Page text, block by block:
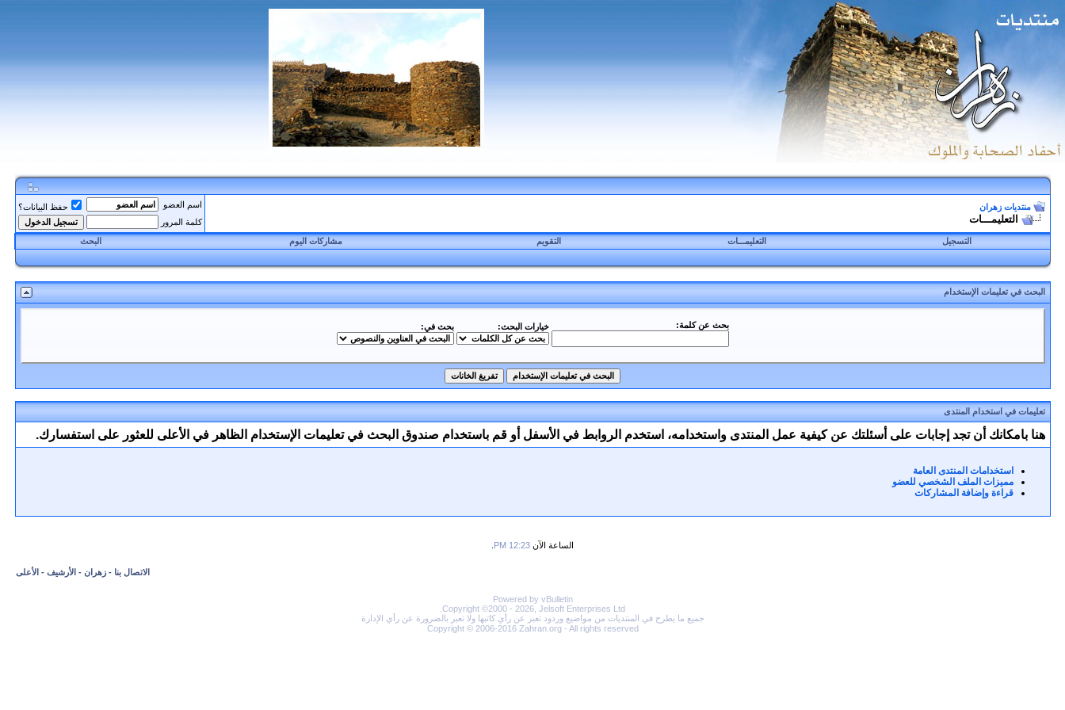
منتديات زهران
التعليمـــات
اسم العضو
حفظ البيانات؟
كلمة المرور
التسجيل
التعليمـــات التقويم مشاركات اليوم البحث
البحث في تعليمات الإستخدام
بحث عن كلمة: خيارات البحث: بحث في:
تعليمات في استخدام المنتدى
هنا بامكانك أن تجد إجابات على أسئلتك عن كيفية عمل المنتدى واستخدامه، استخدم الروابط في الأسفل أو قم باستخدام صندوق البحث في تعليمات الإستخدام الظاهر في الأعلى للعثور على استفسارك.
استخدامات المنتدى العامة
مميزات الملف الشخصي للعضو
قراءة وإضافة المشاركات
الساعة الآن 12:23 PM
الاتصال بنا -زهران - الأرشيف - الأعلى
Powered by vBulletin
Copyright ©2000 - 2026, Jelsoft Enterprises Ltd.
جميع ما يطرح في المنتديات من مواضيع وردود تعبر عن رأي كاتبها ولا تعبر بالضرورة عن رأي الإدارة
Copyright © 2006-2016 Zahran.org - All rights reserved